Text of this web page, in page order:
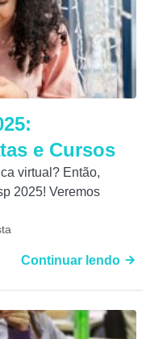
e Cursos
virtual? Então,
2025! Veremos
Continuar lendo